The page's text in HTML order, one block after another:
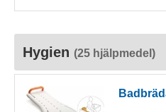
Hygien (25 hjälpmedel)